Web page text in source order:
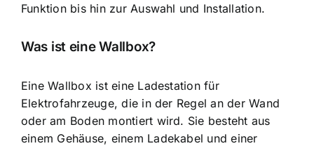
Funktion bis hin zur Auswahl und Installation.
Was ist eine Wallbox?
Eine Wallbox ist eine Ladestation für
Elektrofahrzeuge, die in der Regel an der Wand
oder am Boden montiert wird. Sie besteht aus
einem Gehäuse, einem Ladekabel und einer